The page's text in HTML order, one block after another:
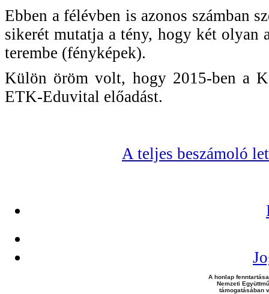
Ebben a félévben is azonos számban
sikerét mutatja a tény, hogy két
terembe (fényképek).
Külön öröm volt, hogy 2015-ben a
ETK-Eduvital előadást.
A teljes beszámoló
A honlap
Nemzeti
támogatásában